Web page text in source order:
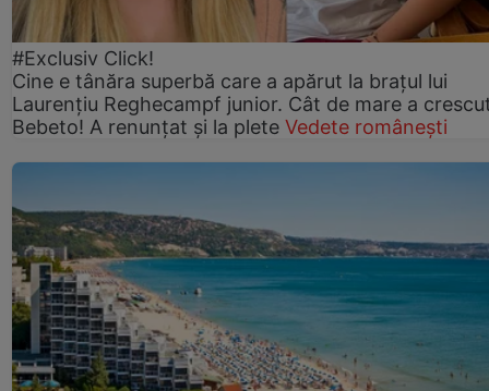
#Exclusiv Click!
Cine e tânăra superbă care a apărut la brațul lui
Laurențiu Reghecampf junior. Cât de mare a
Bebeto! A renunțat și la plete Vedete românești